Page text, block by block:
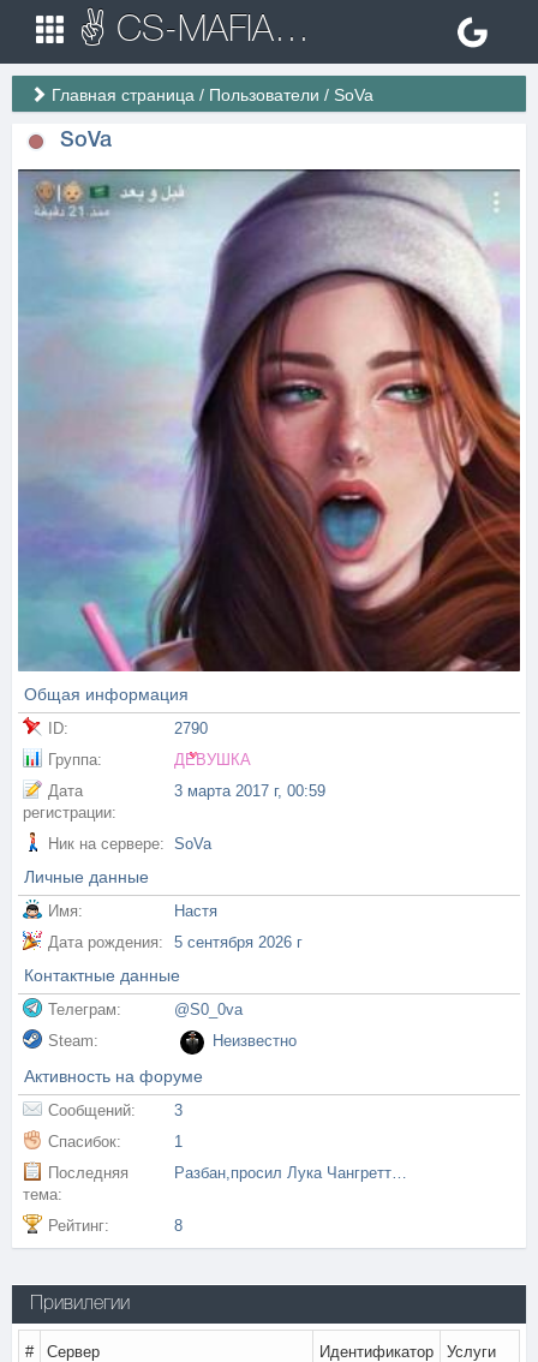
✌ CS-MAFIA.RU ✌ Игровые сервера Counter Strike 1.6
Главная страница / Пользователи / SoVa
SoVa
Общая информация
ID:
2790
Группа:
ДЕВУШКА
Дата
регистрации:
3 марта 2017 г, 00:59
Ник на сервере: SoVa
Личные данные
Имя:
Настя
Дата рождения:
5 сентября 2026 г
Контактные данные
Телеграм:
@S0_0va
Steam:
Неизвестно
Активность на форуме
Сообщений:
3
Спасибок:
1
Последняя
тема:
Разбан,просил Лука Чангретто итальянец!!!
Рейтинг: 8
Привилегии
# Сервер Идентификатор Услуги